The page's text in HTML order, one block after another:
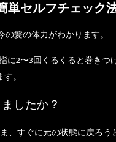
セルフチェック
髪の体力がわかります。
に2〜3回くるくると巻きつ
。
したか？
、すぐに元の状態に戻ろう